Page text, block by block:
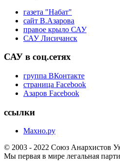
газета "Набат"
сайт В.Азарова
правое крыло САУ
САУ Лисичанск
САУ в соц.сетях
группа ВКонтакте
страница Facebook
Азаров Facebook
ссылки
Махно.ру
© 2003 - 2022 Союз Анархистов
Мы первая в мире легальная